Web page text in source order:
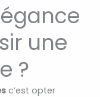
une
?
c’est opter